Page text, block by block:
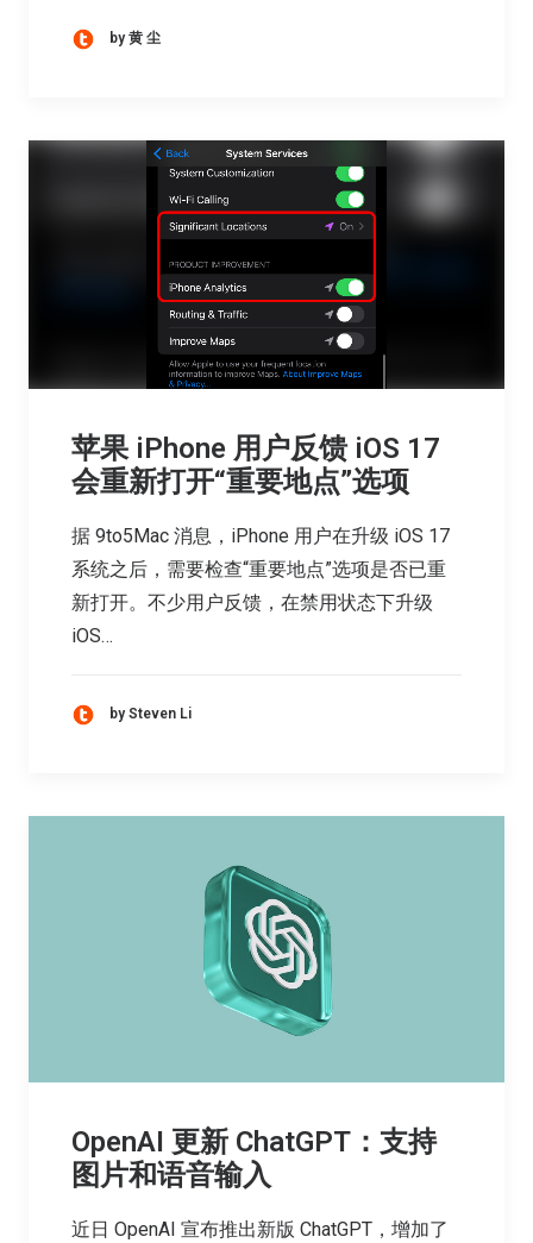
by 黄 尘
苹果 iPhone 用户反馈 iOS 17
会重新打开“重要地点”选项
据 9to5Mac 消息，iPhone 用户在升级 iOS 17
系统之后，需要检查“重要地点”选项是否已重
新打开。不少用户反馈，在禁用状态下升级
iOS…
by Steven Li
OpenAI 更新 ChatGPT：支持
图片和语音输入
近日 OpenAI 宣布推出新版 ChatGPT，增加了